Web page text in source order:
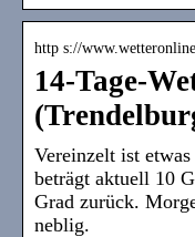
http s://
14-Tage-
Vereinzelt ist
beträgt aktuell 10
Grad zurück.
neblig.